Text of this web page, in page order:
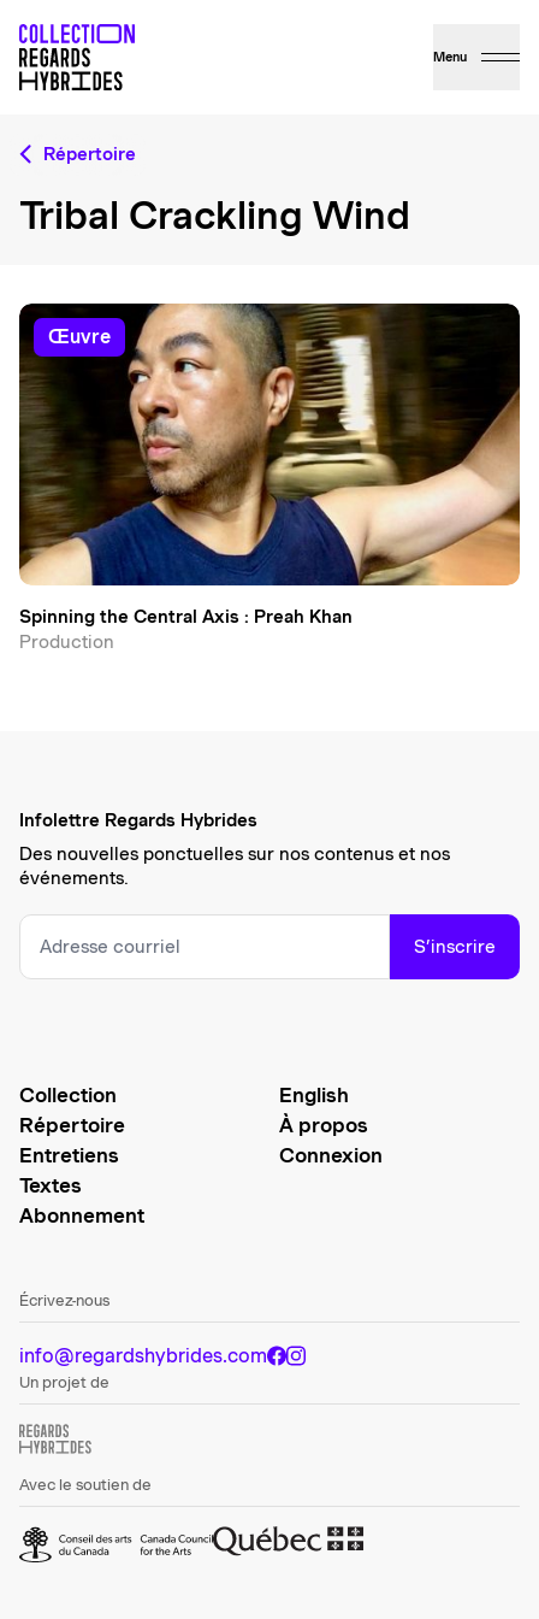
Menu
Répertoire
Tribal Crackling Wind
œuvre
Spinning the Central Axis : Preah Khan
Production
Infolettre Regards Hybrides
Des nouvelles ponctuelles sur nos contenus et nos
événements.
S’inscrire
Collection
Répertoire
Entretiens
Textes
Abonnement
English
À propos
Connexion
Écrivez-nous
info@regardshybrides.com
Un projet de
Avec le soutien de